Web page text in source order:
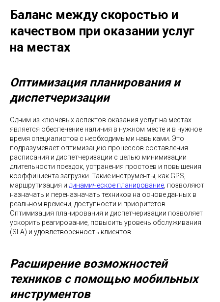
Баланс между скоростью и
качеством при оказании услуг
на местах
Оптимизация планирования и
диспетчеризации
Одним из ключевых аспектов оказания услуг на местах
является обеспечение наличия в нужном месте и в нужное
время специалистов с необходимыми навыками. Это
подразумевает оптимизацию процессов составления
расписания и диспетчеризации с целью минимизации
длительности поездок, устранения простоев и повышения
коэффициента загрузки. Такие инструменты, как GPS,
маршрутизация и динамическое планирование , позволяют
назначать и переназначать техников на основе данных в
реальном времени, доступности и приоритетов.
Оптимизация планирования и диспетчеризации позволяет
ускорить реагирование, повысить уровень обслуживания
(SLA) и удовлетворенность клиентов.
Расширение возможностей
техников с помощью мобильных
инструментов